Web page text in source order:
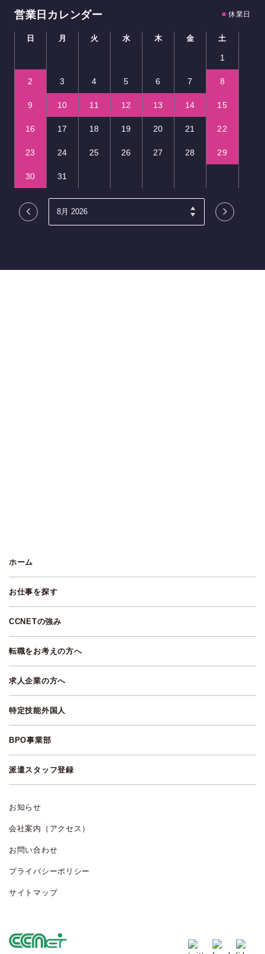
営業日カレンダー ■ 休業日
日 月 火 水 木 金 土
1
2 3 4 5 6 7 8
9 10 11 12 13 14 15
16 17 18 19 20 21 22
23 24 25 26 27 28 29
30 31
ホーム
お仕事を探す
CCNETの強み
転職をお考えの方へ
求人企業の方へ
特定技能外国人
BPO事業部
派遣スタッフ登録
お知らせ
会社案内（アクセス）
お問い合わせ
プライバシーポリシー
サイトマップ